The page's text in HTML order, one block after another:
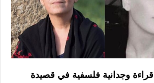
وجدانية فلسفية في قصيدة